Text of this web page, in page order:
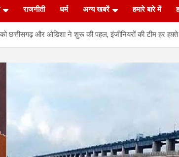
राजनीती धर्म अन्य खबरें हमारे बारे में
छत्तीसगढ़ और ओडिशा ने शुरू की पहल, इंजीनियरों की टीम हर हफ़्ते